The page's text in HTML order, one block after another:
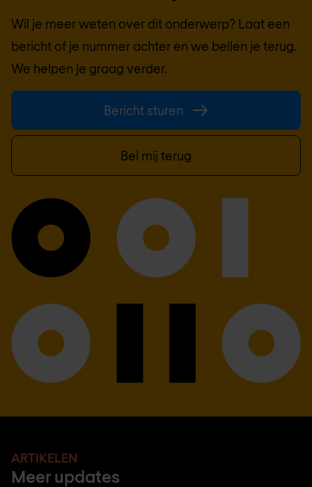
Wil je meer weten over dit onderwerp? Laat een
bericht of je nummer achter en we bellen je terug.
We helpen je graag verder.
Bericht sturen
Bel mij terug
ARTIKELEN
Meer updates